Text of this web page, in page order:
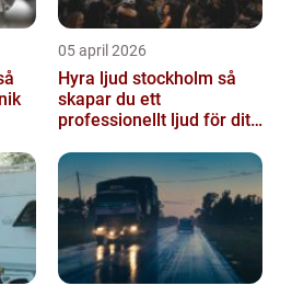
05 april 2026
Hyra ljud stockholm så
skapar du ett
professionellt ljud för ditt